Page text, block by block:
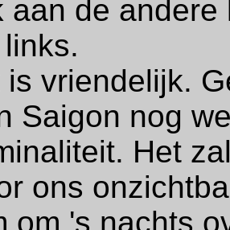
aan de
is vriendelijk.
Saigon nog
Het
ons
om 's nachts